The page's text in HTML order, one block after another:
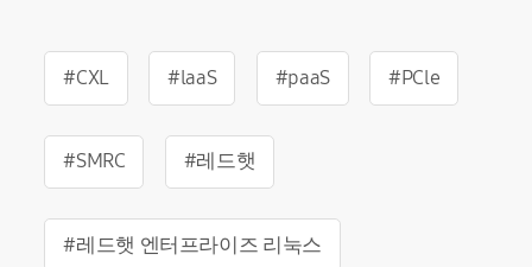
#CXL #laaS #paaS #PCle
#SMRC #레드햇
#레드햇 엔터프라이즈 리눅스